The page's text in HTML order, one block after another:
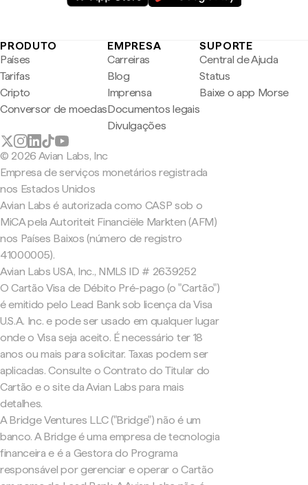
PRODUTO
Países
Tarifas
Cripto
Conversor de moedas
EMPRESA
Carreiras
Blog
Imprensa
Documentos legais
Divulgações
SUPORTE
Central de Ajuda
Status
Baixe o app Morse
© 2026 Avian Labs, Inc
Empresa de serviços monetários registrada
nos Estados Unidos
Avian Labs é autorizada como CASP sob o
MiCA pela Autoriteit Financiële Markten (AFM)
nos Países Baixos (número de registro
41000005).
Avian Labs USA, Inc., NMLS ID # 2639252
O Cartão Visa de Débito Pré-pago (o "Cartão")
é emitido pelo Lead Bank sob licença da Visa
U.S.A. Inc. e pode ser usado em qualquer lugar
onde o Visa seja aceito. É necessário ter 18
anos ou mais para solicitar. Taxas podem ser
aplicadas. Consulte o Contrato do Titular do
Cartão e o site da Avian Labs para mais
detalhes.
A Bridge Ventures LLC ("Bridge") não é um
banco. A Bridge é uma empresa de tecnologia
financeira e é a Gestora do Programa
responsável por gerenciar e operar o Cartão